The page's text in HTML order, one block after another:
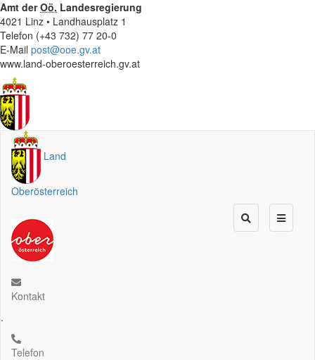
Amt derOö. Landesregierung
4021 Linz • Landhausplatz 1
Telefon (+43 732) 77 20-0
E-Mail post@ooe.gv.at
www.land-oberoesterreich.gv.at
Land
Oberösterreich
Kontakt
.
Telefon